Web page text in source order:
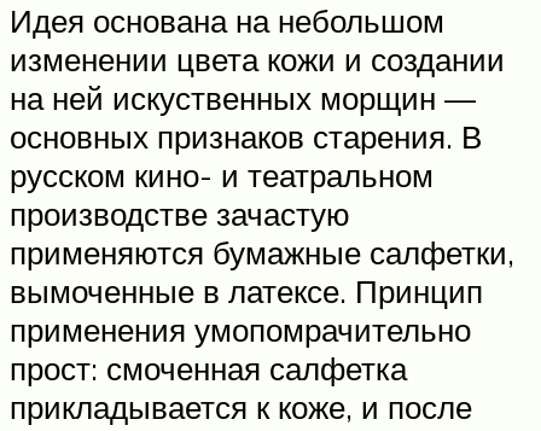
Идея основана на небольшом
изменении цвета кожи и создании
на ней искуственных морщин —
основных признаков старения. В
русском кино- и театральном
производстве зачастую
применяются бумажные салфетки,
вымоченные в латексе. Принцип
применения умопомрачительно
прост: смоченная салфетка
прикладывается к коже, и после